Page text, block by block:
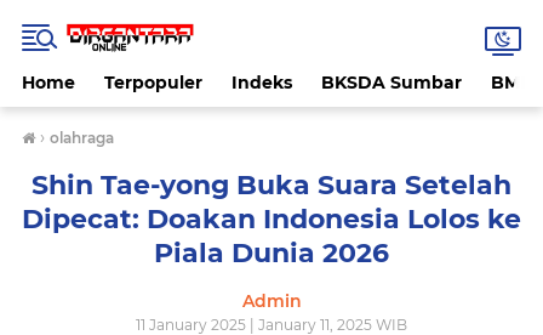
Home Terpopuler Indeks BKSDA Sumbar
› olahraga
Shin Tae-yong Buka Suara Setelah
Dipecat: Doakan Indonesia Lolos ke
Piala Dunia 2026
Admin
11 January 2025 | January 11, 2025 WIB